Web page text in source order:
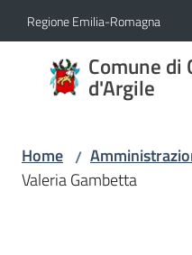
Vai al contenuto
Vai alla navigazione
Vai al footer
Regione Emilia-Romagna
Comune di
d'Argile
Comune
di
Home /
Valeria Gambetta